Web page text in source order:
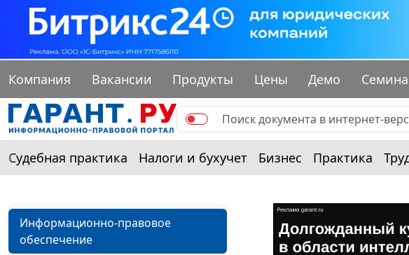
Компания Вакансии Продукты Цены Демо
Судебная практика Налоги и бухучет Бизнес Практика
Информационно-правовое
обеспечение